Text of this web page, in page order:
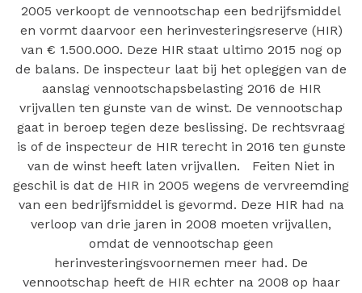
2005 verkoopt de vennootschap een bedrijfsmiddel
en vormt daarvoor een herinvesteringsreserve (HIR)
van € 1.500.000. Deze HIR staat ultimo 2015 nog op
de balans. De inspecteur laat bij het opleggen van de
aanslag vennootschapsbelasting 2016 de HIR
vrijvallen ten gunste van de winst. De vennootschap
gaat in beroep tegen deze beslissing. De rechtsvraag
is of de inspecteur de HIR terecht in 2016 ten gunste
van de winst heeft laten vrijvallen. Feiten Niet in
geschil is dat de HIR in 2005 wegens de vervreemding
van een bedrijfsmiddel is gevormd. Deze HIR had na
verloop van drie jaren in 2008 moeten vrijvallen,
omdat de vennootschap geen
herinvesteringsvoornemen meer had. De
vennootschap heeft de HIR echter na 2008 op haar